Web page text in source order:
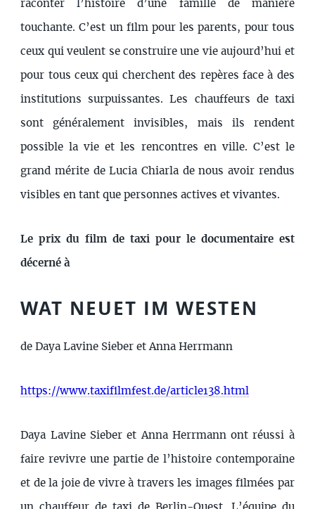
raconter l’histoire d’une famille de manière
touchante. C’est un film pour les parents, pour tous
ceux qui veulent se construire une vie aujourd’hui et
pour tous ceux qui cherchent des repères face à des
institutions surpuissantes. Les chauffeurs de taxi
sont généralement invisibles, mais ils rendent
possible la vie et les rencontres en ville. C’est le
grand mérite de Lucia Chiarla de nous avoir rendus
visibles en tant que personnes actives et vivantes.
Le prix du film de taxi pour le documentaire est
décerné à
WAT NEUET IM WESTEN
de Daya Lavine Sieber et Anna Herrmann
https://www.taxifilmfest.de/article138.html
Daya Lavine Sieber et Anna Herrmann ont réussi à
faire revivre une partie de l’histoire contemporaine
et de la joie de vivre à travers les images filmées par